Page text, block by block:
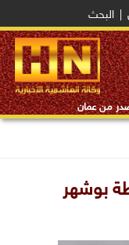
البحث
من عمان
بوشهر